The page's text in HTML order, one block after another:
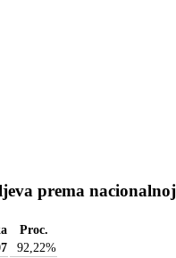
prema nacionalnoj
Proc.
92,22%